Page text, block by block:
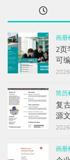
画册
2页
可
简历
复
源
画册